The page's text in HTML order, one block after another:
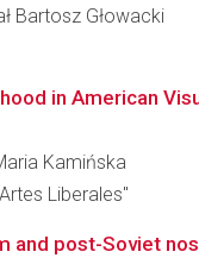
Bartosz Głowacki
in American
Kamińska
Liberales"
and post-Soviet